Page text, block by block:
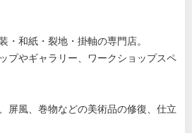
・和紙・裂地・掛軸の専門店。
プやギャラリー、ワークショップスペ
屏風、巻物などの美術品の修復、仕立